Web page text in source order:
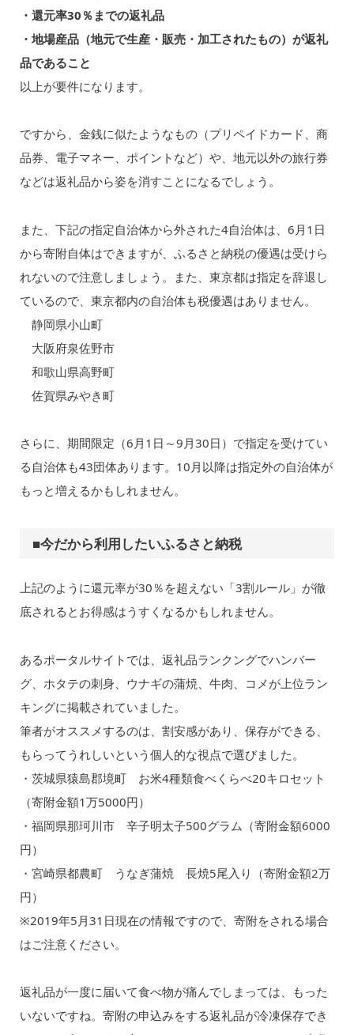
・還元率30％までの返礼品
・地場産品（地元で生産・販売・加工されたもの）が返礼
品であること
以上が要件になります。
ですから、金銭に似たようなもの（プリペイドカード、商
品券、電子マネー、ポイントなど）や、地元以外の旅行券
などは返礼品から姿を消すことになるでしょう。
また、下記の指定自治体から外された4自治体は、6月1日
から寄附自体はできますが、ふるさと納税の優遇は受けら
れないので注意しましょう。また、東京都は指定を辞退し
ているので、東京都内の自治体も税優遇はありません。
静岡県小山町
大阪府泉佐野市
和歌山県高野町
佐賀県みやき町
さらに、期間限定（6月1日～9月30日）で指定を受けてい
る自治体も43団体あります。10月以降は指定外の自治体が
もっと増えるかもしれません。
■今だから利用したいふるさと納税
上記のように還元率が30％を超えない「3割ルール」が徹
底されるとお得感はうすくなるかもしれません。
あるポータルサイトでは、返礼品ランクングでハンバー
グ、ホタテの刺身、ウナギの蒲焼、牛肉、コメが上位ラン
キングに掲載されていました。
筆者がオススメするのは、割安感があり、保存ができる、
もらってうれしいという個人的な視点で選びました。
・茨城県猿島郡境町 お米4種類食べくらべ20キロセット
（寄附金額1万5000円）
・福岡県那珂川市 辛子明太子500グラム（寄附金額6000
円）
・宮崎県都農町 うなぎ蒲焼 長焼5尾入り（寄附金額2万
円）
※2019年5月31日現在の情報ですので、寄附をされる場合
はご注意ください。
返礼品が一度に届いて食べ物が痛んでしまっては、もった
いないですね。寄附の申込みをする返礼品が冷凍保存でき